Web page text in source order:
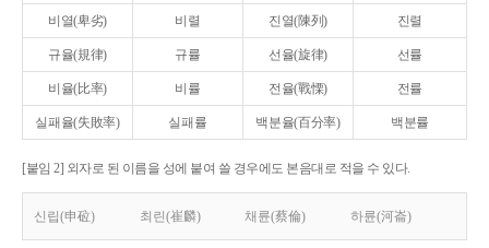
비열(卑劣) 비렬 진열(陳列) 진렬
규율(規律) 규률 선율(旋律) 선률
비율(比率) 비률 전율(戰慄) 전률
실패율(失敗率) 실패률 백분율(百分率) 백분률
[붙임 2] 외자로 된 이름을 성에 붙여 쓸 경우에도 본음대로 적을 수 있다.
신립(申砬) 최린(崔麟) 채륜(蔡倫) 하륜(河崙)